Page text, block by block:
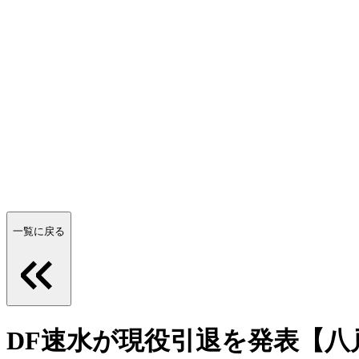
一覧に戻る
DF速水が現役引退を発表【八